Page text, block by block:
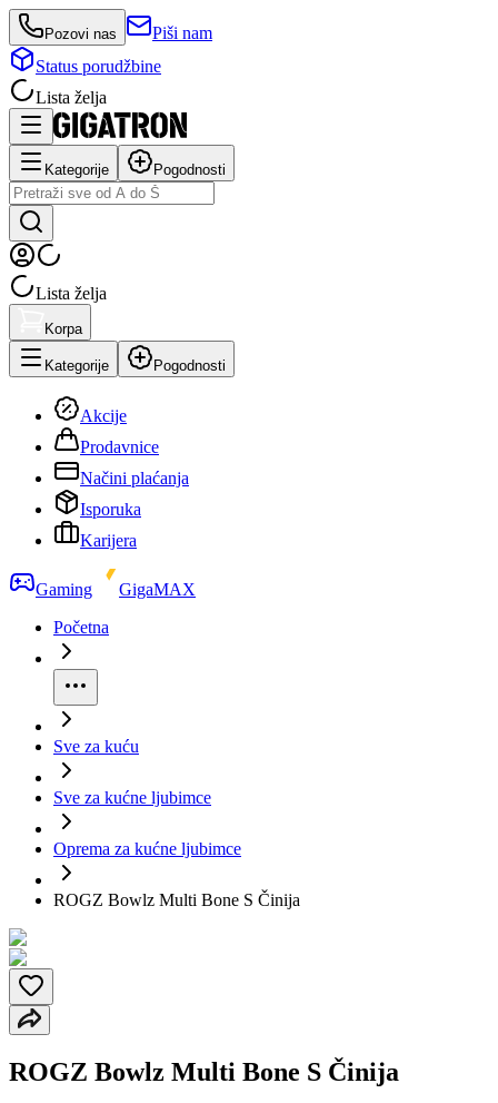
Pozovi nas
Piši nam
Status porudžbine
Lista želja
Kategorije Pogodnosti
Lista želja
Korpa
Kategorije Pogodnosti
Akcije
Prodavnice
Načini plaćanja
Isporuka
Karijera
Gaming
GigaMAX
Početna
Sve za kuću
Sve za kućne ljubimce
Oprema za kućne ljubimce
ROGZ Bowlz Multi Bone S Činija
ROGZ Bowlz Multi Bone S Činija